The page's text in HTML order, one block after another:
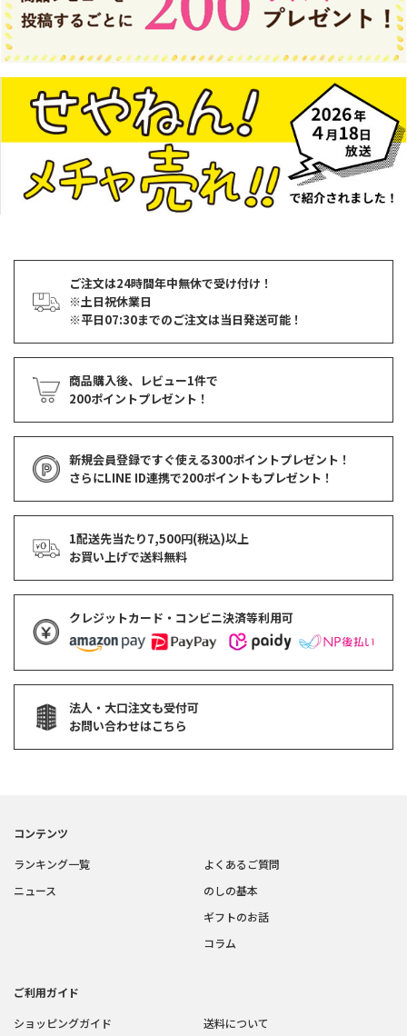
ご注文は24時間年中無休で受け付け！
※土日祝休業日
※平日07:30までのご注文は当日発送可能！
商品購入後、レビュー1件で
200ポイントプレゼント！
新規会員登録ですぐ使える300ポイントプレゼント！
さらにLINE ID連携で200ポイントもプレゼント！
1配送先当たり7,500円(税込)以上
お買い上げで送料無料
クレジットカード・コンビニ決済等利用可
法人・大口注文も受付可
お問い合わせはこちら
コンテンツ
ランキング一覧
ニュース
よくあるご質問
のしの基本
ギフトのお話
コラム
ご利用ガイド
ショッピングガイド
送料について